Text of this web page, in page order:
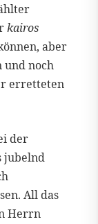
kairos
aber
und noch
erretteten
der
jubelnd
All das
Herrn